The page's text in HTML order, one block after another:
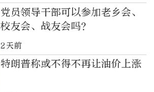
党员领导干部可以参加老乡会、
校友会、战友会吗？
2天前
特朗普称或不得不再让油价上涨